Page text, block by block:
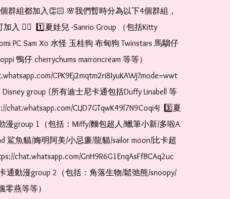
群組都加入👏🏻 🌸我們暫時分為以下4個群組，
入 👇🏻  1️⃣夏娃兒 -Sanrio Group （包括Kitty
PC Sam Xo 水怪 玉桂狗 布甸狗 Twinstars 馬騮仔
鴨仔 cherrychums marroncream 等等）
CPK9Ej2mqtm2ri8IyuKAWj?mode=wwt
group (所有迪士尼卡通包括Duffy Linabell 等
chat.whatsapp.com/CLJD7GTqwK49l7N9Coqi4J  3️⃣夏
漫group 1（包括：Miffy/麵包超人/蠟筆小新/多啦A
鯊魚貓/娒明阿美/小忌廉/龍貓/sailor moon/比卡超
chat.whatsapp.com/GnH9R6G1EnqAsFfBCAq2uc
通動漫group 2（包括：角落生物/鬆弛熊/snoopy/
零燕等等）